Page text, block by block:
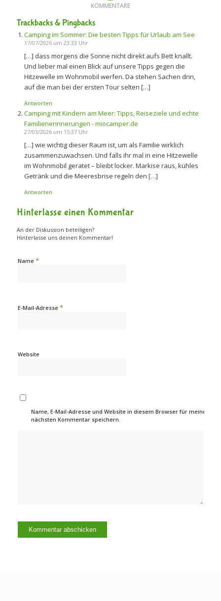
KOMMENTARE
Trackbacks & Pingbacks
Camping im Sommer: Die besten Tipps für Urlaub am See
17/07/2026 um 23:33 Uhr
[…] dass morgens die Sonne nicht direkt aufs Bett knallt.
Und lieber mal einen Blick auf unsere Tipps gegen die
Hitzewelle im Wohnmobil werfen. Da stehen Sachen drin,
auf die man bei der ersten Tour selten […]
Antworten
Camping mit Kindern am Meer: Tipps, Reiseziele und echte
Familienerinnerungen - miocamper.de
27/03/2026 um 15:37 Uhr
[…] wie wichtig dieser Raum ist, um als Familie wirklich
zusammenzuwachsen. Und falls ihr mal in eine Hitzewelle
im Wohnmobil geratet – bleibt locker. Markise raus, kühles
Getränk und die Meeresbrise regeln den […]
Antworten
Hinterlasse einen Kommentar
An der Diskussion beteiligen?
Hinterlasse uns deinen Kommentar!
Name *
E-Mail-Adresse *
Website
Name, E-Mail-Adresse und Website in diesem Browser für meinen
nächsten Kommentar speichern.